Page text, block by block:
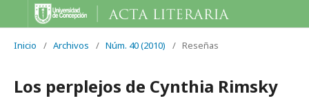
Inicio / Archivos / Núm. 40 (2010) / Reseñas
Los perplejos de Cynthia Rimsky